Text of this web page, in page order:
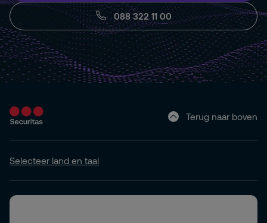
088 322 11 00
Terug naar boven
Selecteer land en taal